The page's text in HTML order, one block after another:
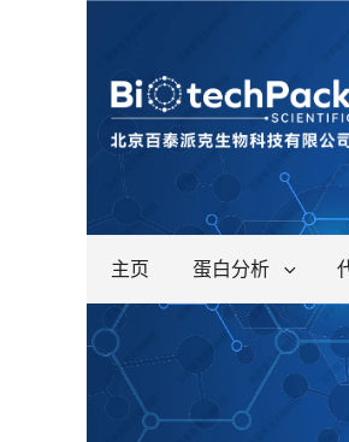
主页 蛋白分析